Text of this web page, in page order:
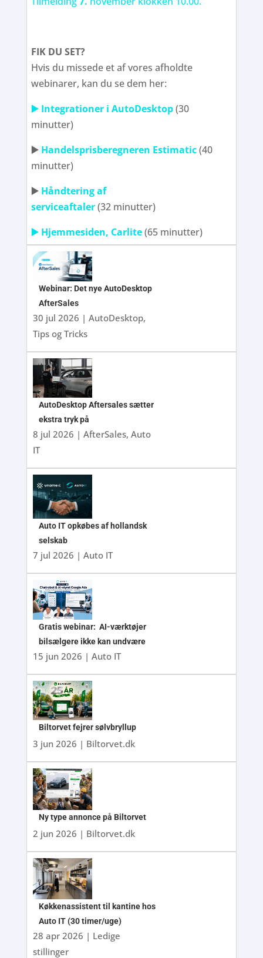
FIK DU SET?
Hvis du missede et af vores afholdte
webinarer, kan du se dem her:
▶️ Integrationer i AutoDesktop(30
minutter)
▶️ Handelsprisberegneren Estimatic(40
minutter)
▶️ Håndtering af
serviceaftaler(32 minutter)
▶️ Hjemmesiden, Carlite(65 minutter)
Webinar: Det nye AutoDesktop
AfterSales
30 jul 2026 | AutoDesktop,
Tips og Tricks
AutoDesktop Aftersales sætter
ekstra tryk på
8 jul 2026 | AfterSales, Auto
IT
Auto IT opkøbes af hollandsk
selskab
7 jul 2026 | Auto IT
Gratis webinar: AI-værktøjer
bilsælgere ikke kan undvære
15 jun 2026 | Auto IT
Biltorvet fejrer sølvbryllup
3 jun 2026 | Biltorvet.dk
Ny type annonce på Biltorvet
2 jun 2026 | Biltorvet.dk
Køkkenassistent til kantine hos
Auto IT (30 timer/uge)
28 apr 2026 | Ledige
stillinger